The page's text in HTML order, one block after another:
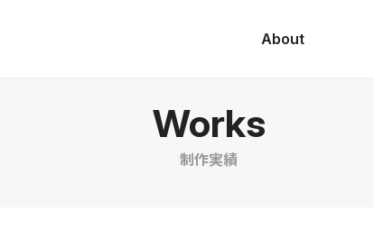
About
Works
制作実績